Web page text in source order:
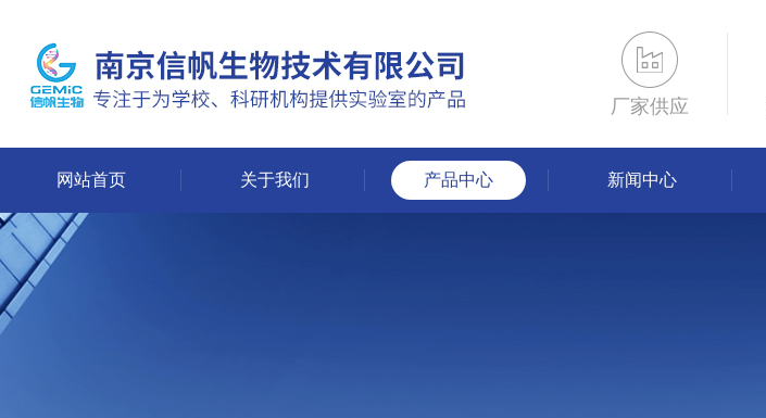
厂家供应
网站首页 关于我们 产品中心 新闻中心